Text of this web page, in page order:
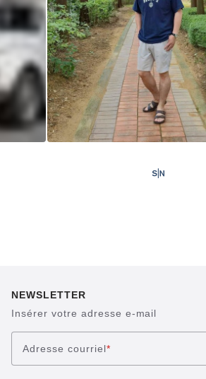
NEWSLETTER
Insérer votre adresse e-mail
Adresse courriel*